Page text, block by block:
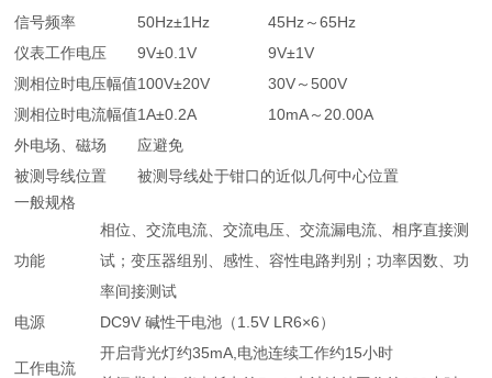
信号频率 50Hz±1Hz
45Hz～65Hz
仪表工作电压
9V±0.1V
9V±1V
测相位时电压幅值100V±20V
30V～500V
测相位时电流幅值1A±0.2A
10mA～20.00A
外电场、磁场
应避免
被测导线位置
被测导线处于钳口的近似几何中心位置
一般规格
功能
相位、交流电流、交流电压、交流漏电流、相序直接测
试；变压器组别、感性、容性电路判别；功率因数、功
率间接测试
电源
DC9V 碱性干电池（1.5V LR6×6）
工作电流
开启背光灯约35mA,电池连续工作约15小时